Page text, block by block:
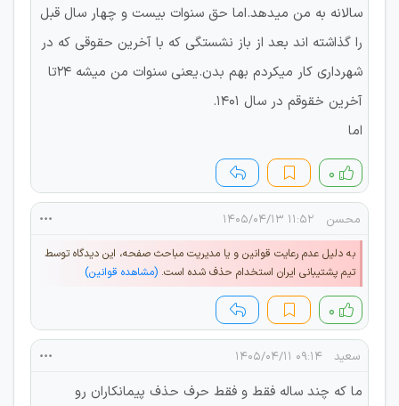
سالانه به من میدهد.اما حق سنوات بیست و چهار سال قبل
را گذاشته اند بعد از باز نشستگی که با آخرین حقوقی که در
شهرداری کار میکردم بهم بدن.یعنی سنوات من میشه 24تا
آخرین خقوقم در سال 1401.
اما
۰
محسن ۱۱:۵۲ ۱۴۰۵/۰۴/۱۳
به دلیل عدم رعایت قوانین و یا مدیریت مباحث صفحه، این دیدگاه توسط
تیم پشتیبانی ایران استخدام حذف شده است. (مشاهده قوانین)
۰
سعید ۰۹:۱۴ ۱۴۰۵/۰۴/۱۱
ما که چند ساله فقط و فقط حرف حذف پیمانکاران رو